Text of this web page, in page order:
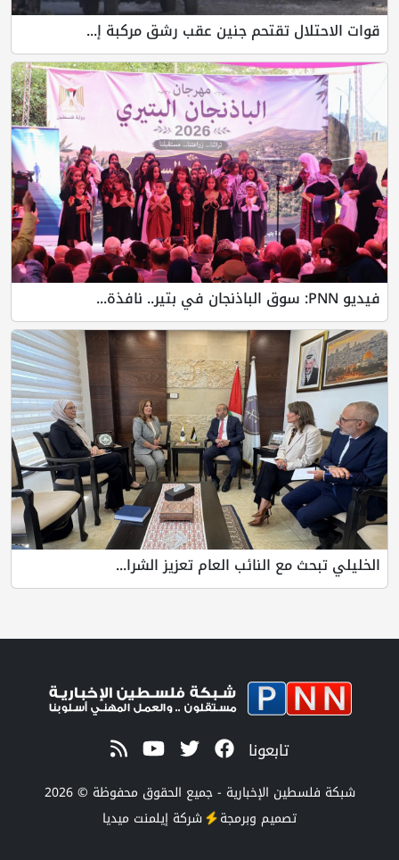
قوات الاحتلال تقتحم جنين عقب رشق مركبة إ...
فيديو PNN: سوق الباذنجان في بتير.. نافذة...
الخليلي تبحث مع النائب العام تعزيز الشرا...
تابعونا
شبكة فلسطين الإخبارية - جميع الحقوق محفوظة © 2026
تصميم وبرمجة شركة إيلمنت ميديا